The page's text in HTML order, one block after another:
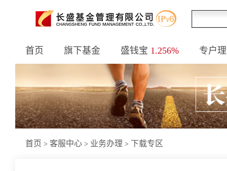
首页 旗下基金 盛钱宝 1.256% 专户
首页 > 客服中心 > 业务办理 > 下载专区